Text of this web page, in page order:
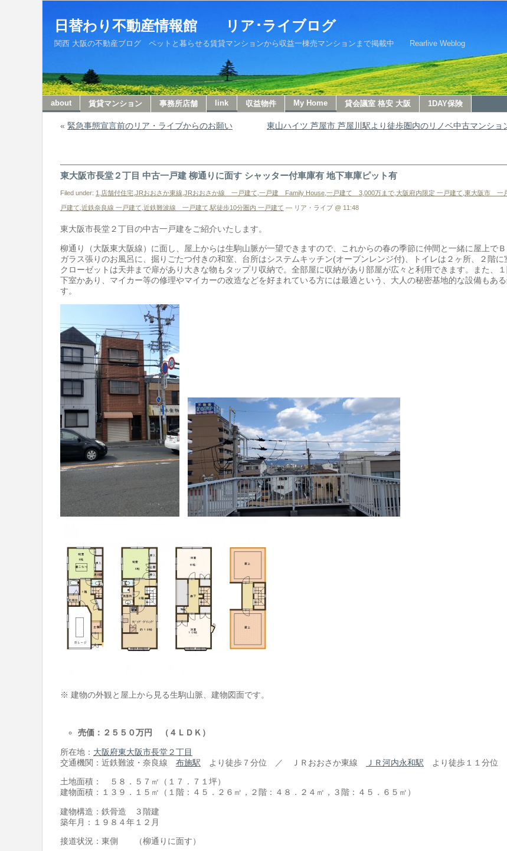
日替わり不動産情報館 リア･ライブログ
関西 大阪の不動産ブログ ペットと暮らせる賃貸マンションから収益一棟売マンションまで掲載中 Rearlive Weblog
about 賃貸マンション 事務所店舗 link 収益物件 My Home 貸会議室 格安 大阪 1DAY保険
« 緊急事態宣言前のリア・ライブからのお願い 東山ハイツ 芦屋市 芦屋川駅より徒歩圏内のリノベ中古マンショ
東大阪市長堂２丁目 中古一戸建 柳通りに面す シャッター付車庫有 地下車庫ピット有
Filed under: 1,店舗付住宅 JRおおさか東線 JRおおさか線 一戸建て 一戸建 Family House 一戸建て 3,000万まで 大阪府内限定 一戸建て 東大阪市 一
戸建て 近鉄奈良線 一戸建て 近鉄難波線 一戸建て 駅徒歩10分圏内 一戸建て — リア・ライブ @ 11:48
東大阪市長堂２丁目の中古一戸建をご紹介いたします。
柳通り（大阪東大阪線）に面し、屋上からは生駒山脈が一望できますので、これからの春の季節に仲間と一緒に屋上でＢ
ガラス張りのお風呂に、掘りごたつ付きの和室、台所はシステムキッチン(オーブンレンジ付)、トイレは２ヶ所、２階
クローゼットは天井まで扉があり大きな物もタップリ収納で。全部屋に収納があり部屋が広々と利用できます。また、
下室かあり、マイカー等の修理やマイカーの改造などを好まれている方には最適という、大人の秘密基地的な設備もあ
す。
※ 建物の外観と屋上から見る生駒山脈、建物図面です。
売価：２５５０万円 （４ＬＤＫ）
所在地： 大阪府東大阪市長堂２丁目
交通機関：近鉄難波・奈良線 布施駅 より徒歩７分位 ／ ＪＲおおさか東線 ＪＲ河内永和駅 より徒歩１１分位
土地面積： ５８．５７㎡（１７．７１坪）
建物面積：１３９．１５㎡（１階：４５．２６㎡，２階：４８．２４㎡，３階：４５．６５㎡）
建物構造：鉄骨造 ３階建
築年月：１９８４年１２月
接道状況：東側 （柳通りに面す）